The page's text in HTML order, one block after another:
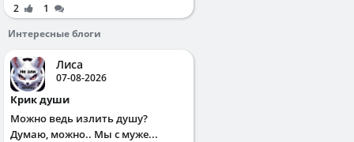
2
1
Интересные блоги
Лиса
07-08-2026
Крик души
Можно ведь излить душу?
Думаю, можно.. Мы с муже...